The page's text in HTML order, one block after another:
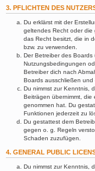
3. PFLICHTEN DES
Du erklärst mit der
geltendes Recht oder die
das Recht besitzt, die in
bzw. zu verwenden.
Der Betreiber des
Nutzungsbedingungen
Betreiber dich nach
Boards ausschließen und
Du nimmst zur Kenntnis,
Beiträgen übernimmt, die
genommen hat. Du
Funktionen jederzeit zu
Du gestattest dem
gegen o. g. Regeln
Schaden zuzufügen.
4. GENERAL PUBLIC
Du nimmst zur Kenntnis,